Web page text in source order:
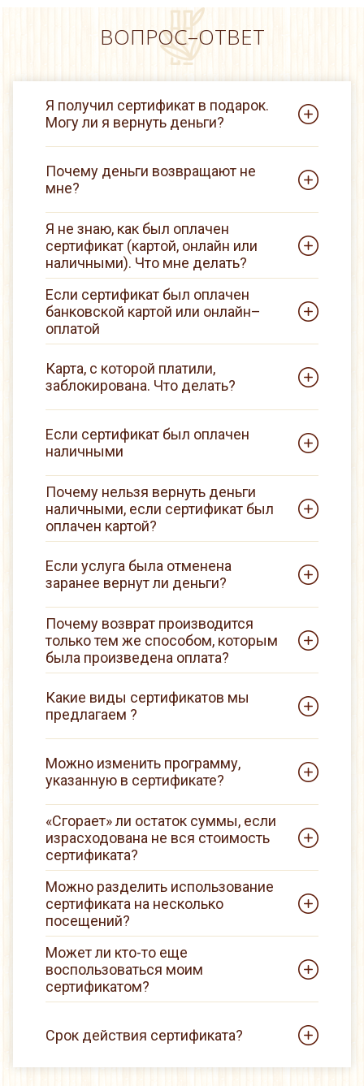
ВОПРОС–ОТВЕТ
Я получил сертификат в подарок.
Могу ли я вернуть деньги?
Почему деньги возвращают не
мне?
Я не знаю, как был оплачен
сертификат (картой, онлайн или
наличными). Что мне делать?
Если сертификат был оплачен
банковской картой или онлайн–
оплатой
Карта, с которой платили,
заблокирована. Что делать?
Если сертификат был оплачен
наличными
Почему нельзя вернуть деньги
наличными, если сертификат был
оплачен картой?
Если услуга была отменена
заранее вернут ли деньги?
Почему возврат производится
только тем же способом, которым
была произведена оплата?
Какие виды сертификатов мы
предлагаем ?
Можно изменить программу,
указанную в сертификате?
«Сгорает» ли остаток суммы, если
израсходована не вся стоимость
сертификата?
Можно разделить использование
сертификата на несколько
посещений?
Может ли кто-то еще
воспользоваться моим
сертификатом?
Срок действия сертификата?